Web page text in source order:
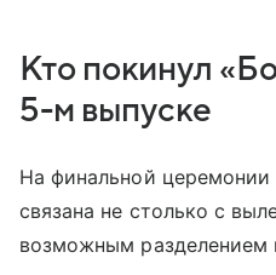
Кто покинул
5-м выпуске
На финальной церемонии
связана не столько с
возможным разделением